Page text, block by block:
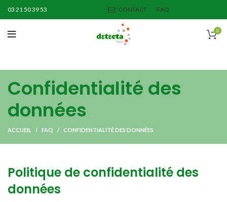
03 21 50 39 53 CONTACT FAQ
0
Confidentialité des
données
ACCUEIL FAQ CONFIDENTIALITÉ DES DONNÉES
Politique de confidentialité des
données